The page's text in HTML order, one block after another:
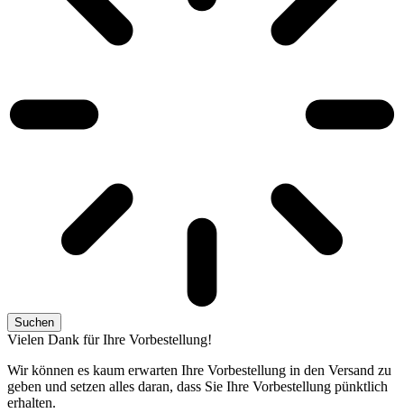
Suchen
Vielen Dank für Ihre Vorbestellung!
Wir können es kaum erwarten Ihre Vorbestellung in den Versand zu
geben und setzen alles daran, dass Sie Ihre Vorbestellung pünktlich
erhalten.